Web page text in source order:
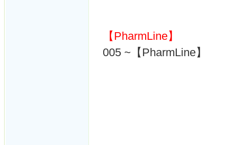
【PharmLine】
005 ~【PharmLine】